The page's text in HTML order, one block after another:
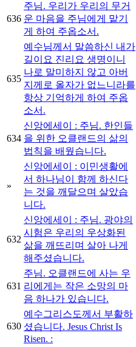
636
주님. 우리가 우리의 무거
운 마음을 주님에게 맡기
게 하여 주옵소서.
635
예수님께서 말씀하신 내가
길이요 진리요 생명이니
나로 말미하지 않고 아버
지께로 올자가 없느니라를
항상 기억하게 하여 주옵
소서.
634
신앙에세이 : 주님. 한인들
을 위한 오클랜드의 삶의
법칙을 배웠습니다.
»
신앙에세이 : 이민생활에
서 하나님이 함께 하신다
는 것을 깨달으며 살았습
니다.
632
신앙에세이 : 주님. 광야의
시험은 우리의 우상화된
삶을 깨뜨리며 살아 나게
해주셨습니다.
631
주님. 오클랜드에 사는 우
리에게는 작은 소망의 마
음 하나가 있습니다.
630
예수그리스도께서 부활하
셨습니다. Jesus Christ Is
Risen. :